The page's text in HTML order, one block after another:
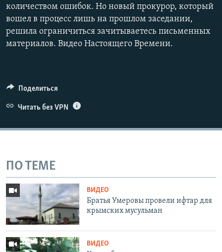
количеством ошибок. Но новый прокурор, который
вошел в процесс лишь на прошлом заседании,
решила ограничиться зачитываетесь письменных
материалов. Видео Настоящего Времени.
Поделиться
Читать без VPN
ПО ТЕМЕ
ВИДЕО
Братья Умеровы провели ифтар для
крымских мусульман
ВИДЕО